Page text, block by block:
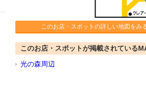
このお店・スポットの詳しい地図をみ
このお店・スポットが掲載されている
光の森周辺